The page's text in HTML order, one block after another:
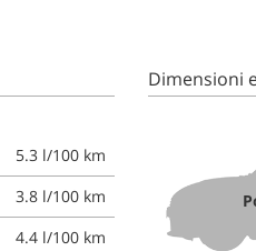
5.3 l/100 km
3.8 l/100 km
4.4 l/100 km
Dimensioni
dell'esperienza utente